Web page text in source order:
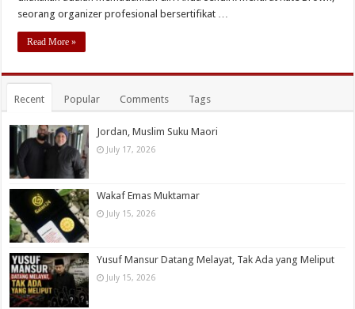
seorang organizer profesional bersertifikat …
Read More »
Recent Popular Comments Tags
Jordan, Muslim Suku Maori
July 17, 2026
Wakaf Emas Muktamar
July 15, 2026
Yusuf Mansur Datang Melayat, Tak Ada yang Meliput
July 15, 2026